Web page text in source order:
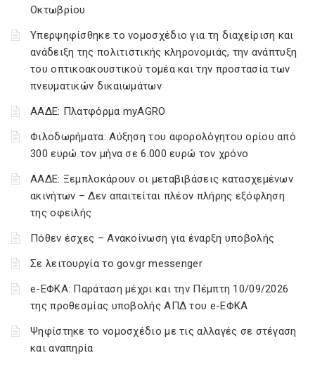
Οκτωβρίου
Υπερψηφίσθηκε το νομοσχέδιο για τη διαχείριση και
ανάδειξη της πολιτιστικής κληρονομιάς, την ανάπτυξη
του οπτικοακουστικού τομέα και την προστασία των
πνευματικών δικαιωμάτων
ΑΑΔΕ: Πλατφόρμα myAGRO
Φιλοδωρήματα: Αύξηση του αφορολόγητου ορίου από
300 ευρώ τον μήνα σε 6.000 ευρώ τον χρόνο
ΑΑΔΕ: Ξεμπλοκάρουν οι μεταβιβάσεις κατασχεμένων
ακινήτων – Δεν απαιτείται πλέον πλήρης εξόφληση
της οφειλής
Πόθεν έσχες – Ανακοίνωση για έναρξη υποβολής
Σε λειτουργία το gov.gr messenger
e-ΕΦΚΑ: Παράταση μέχρι και την Πέμπτη 10/09/2026
της προθεσμίας υποβολής ΑΠΔ του e-ΕΦΚΑ
Ψηφίστηκε το νομοσχέδιο με τις αλλαγές σε στέγαση
και αναπηρία